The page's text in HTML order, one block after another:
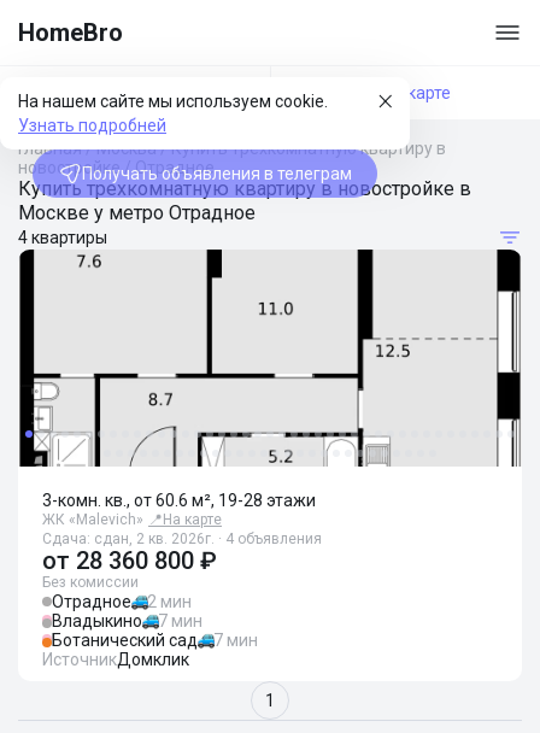
HomeBro
На нашем сайте мы используем cookie.
Узнать подробней
Получать объявления в телеграм
Фильтры На карте
Главная/Москва/Купить трехкомнатную квартиру в
новостройке/Отрадное
Купить трехкомнатную квартиру в новостройке в
Москве у метро Отрадное
4 квартиры
3-комн. кв., от 60.6 м², 19-28 этажи
ЖК «Malevich» 📍 На карте
Сдача: сдан, 2 кв. 2026г. · 4 объявления
от 28 360 800 ₽
Без комиссии
Отрадное
2 мин
Владыкино
7 мин
Ботанический сад
7 мин
ИсточникДомклик
1